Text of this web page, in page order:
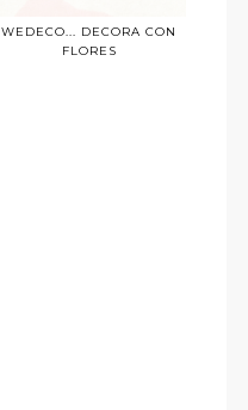
WEDECO... DECORA CON
FLORES